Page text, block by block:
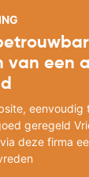
van een
geregeld
deze firma